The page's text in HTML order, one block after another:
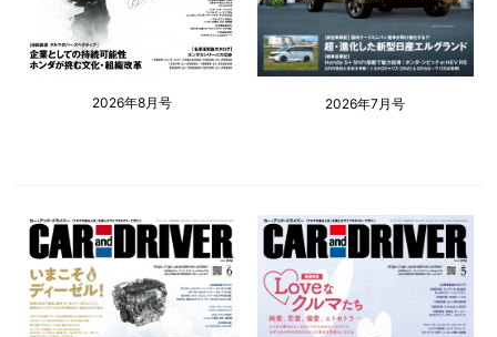
2026年8月号 2026年7月号